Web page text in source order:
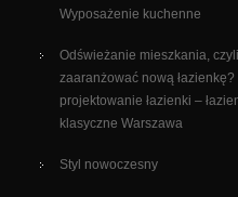
Wyposażenie kuchenne
Odświeżanie mieszkania,
zaaranżować nową łazienkę?
projektowanie łazienki –
klasyczne Warszawa
Styl nowoczesny